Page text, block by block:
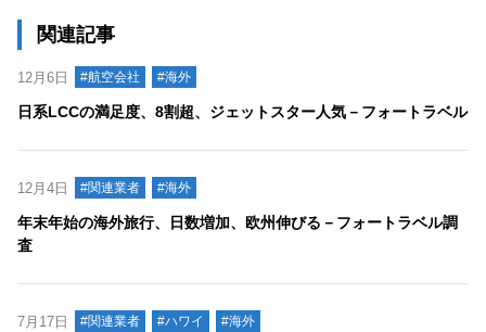
関連記事
12月6日 #航空会社 #海外
日系LCCの満足度、8割超、ジェットスター人気－フォートラベル
12月4日 #関連業者 #海外
年末年始の海外旅行、日数増加、欧州伸びる－フォートラベル調
査
7月17日 #関連業者 #ハワイ #海外